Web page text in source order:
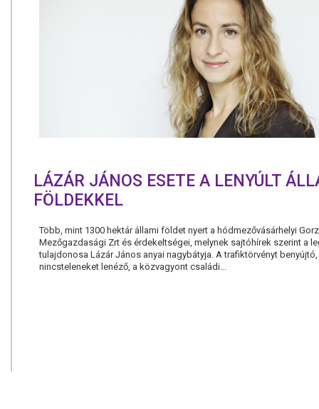
LÁZÁR JÁNOS ESETE A LENYÚLT
FÖLDEKKEL
Több, mint 1300 hektár állami földet nyert a hódmezővásárhelyi
Mezőgazdasági Zrt és érdekeltségei, melynek sajtóhírek szerint a
tulajdonosa Lázár János anyai nagybátyja. A trafiktörvényt benyújtó,
nincsteleneket lenéző, a közvagyont családi...